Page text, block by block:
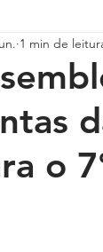
Carreira
de
o
1 min de